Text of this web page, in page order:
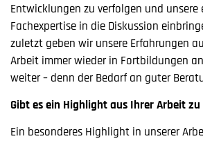
Entwicklungen zu verfolgen und unsere
Fachexpertise in die Diskussion
zuletzt geben wir unsere Erfahrungen
Arbeit immer wieder in Fortbildungen
weiter – denn der Bedarf an guter
Gibt es ein Highlight aus Ihrer Arbeit
Ein besonderes Highlight in unserer